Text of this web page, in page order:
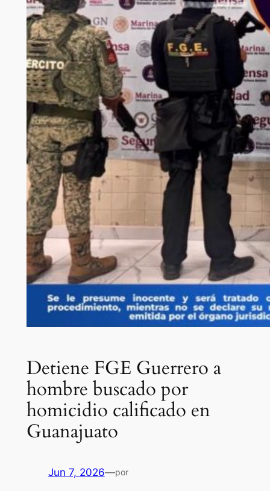
Detiene FGE Guerrero a
hombre buscado por
homicidio calificado en
Guanajuato
Jun 7, 2026—por